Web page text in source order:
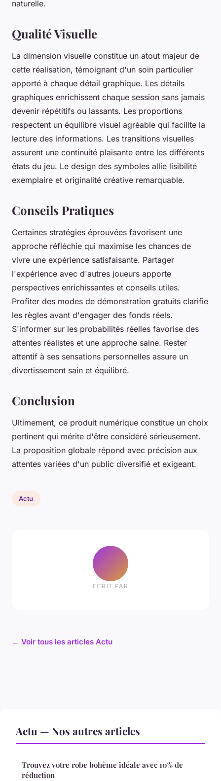
naturelle.
Qualité Visuelle
La dimension visuelle constitue un atout majeur de
cette réalisation, témoignant d'un soin particulier
apporté à chaque détail graphique. Les détails
graphiques enrichissent chaque session sans jamais
devenir répétitifs ou lassants. Les proportions
respectent un équilibre visuel agréable qui facilite la
lecture des informations. Les transitions visuelles
assurent une continuité plaisante entre les différents
états du jeu. Le design des symboles allie lisibilité
exemplaire et originalité créative remarquable.
Conseils Pratiques
Certaines stratégies éprouvées favorisent une
approche réfléchie qui maximise les chances de
vivre une expérience satisfaisante. Partager
l'expérience avec d'autres joueurs apporte
perspectives enrichissantes et conseils utiles.
Profiter des modes de démonstration gratuits clarifie
les règles avant d'engager des fonds réels.
S'informer sur les probabilités réelles favorise des
attentes réalistes et une approche saine. Rester
attentif à ses sensations personnelles assure un
divertissement sain et équilibré.
Conclusion
Ultimement, ce produit numérique constitue un choix
pertinent qui mérite d'être considéré sérieusement.
La proposition globale répond avec précision aux
attentes variées d'un public diversifié et exigeant.
Actu
ECRIT PAR
← Voir tous les articles Actu
Actu — Nos autres articles
Trouvez votre robe bohème idéale avec 10% de
réduction